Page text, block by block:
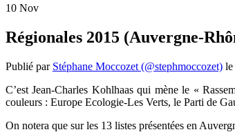
10 Nov
Régionales 2015 (Auvergne-
Publié par Stéphane Moccozet (@stephmoccozet) le
C’est Jean-Charles Kohlhaas qui mène le «
couleurs : Europe Ecologie-Les Verts, le Parti de
On notera que sur les 13 listes présentées en